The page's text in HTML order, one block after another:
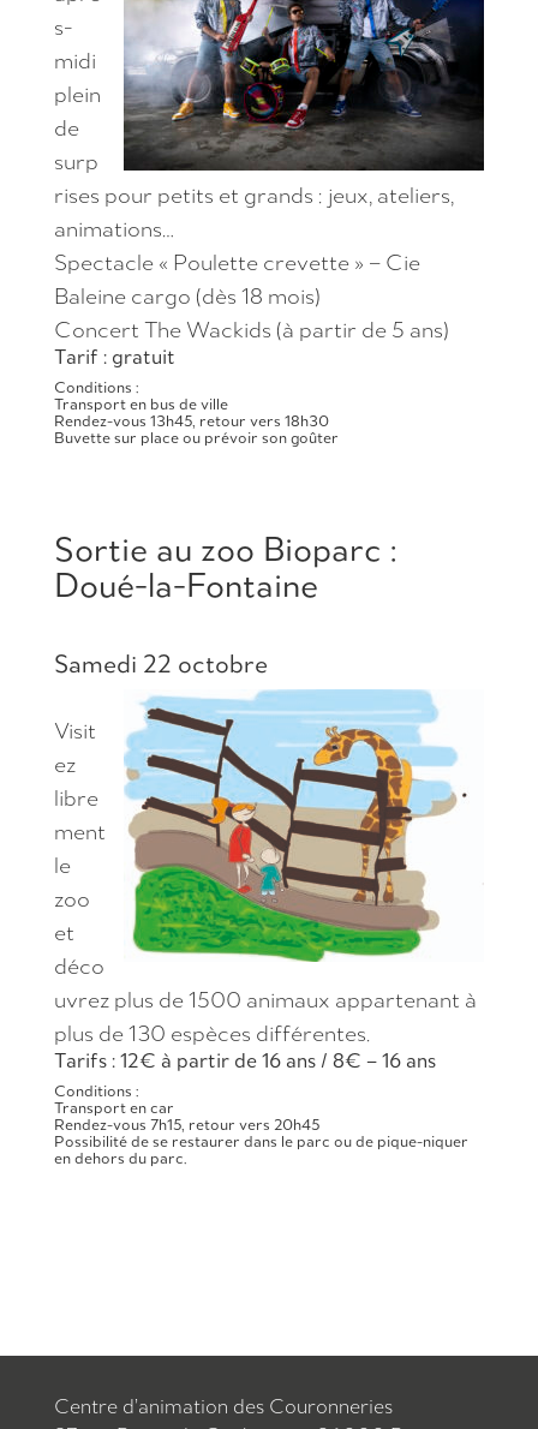
s-
midi
plein
de
surp
rises pour petits et grands : jeux, ateliers,
animations…
Spectacle « Poulette crevette » – Cie
Baleine cargo (dès 18 mois)
Concert The Wackids (à partir de 5 ans)
Tarif : gratuit
Conditions :
Transport en bus de ville
Rendez-vous 13h45, retour vers 18h30
Buvette sur place ou prévoir son goûter
Sortie au zoo Bioparc :
Doué-la-Fontaine
Samedi 22 octobre
Visit
ez
libre
ment
le
zoo
et
déco
uvrez plus de 1500 animaux appartenant à
plus de 130 espèces différentes.
Tarifs : 12€ à partir de 16 ans / 8€ – 16 ans
Conditions :
Transport en car
Rendez-vous 7h15, retour vers 20h45
Possibilité de se restaurer dans le parc ou de pique-niquer
en dehors du parc.
Centre d’animation des Couronneries